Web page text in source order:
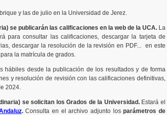
y las de julio en la Universidad de Jerez.
se publicarán las calificaciones en la web de la UCA. La
para consultar las calificaciones, descargar la tarjeta de
descargar la resolución de la revisión en PDF... en este
la matrícula de grados.
hábiles desde la publicación de los resultados y de forma
y resolución de revisión con las calificaciones definitivas,
2024.
se solicitan los Grados de la Universidad. Estará el
.Consulta en el archivo adjunto losparámetros de